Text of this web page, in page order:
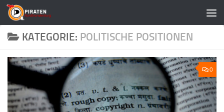
Zum Inhalt springen
KATEGORIE: POLITISCHE POSITIONEN
0